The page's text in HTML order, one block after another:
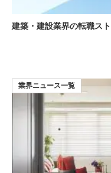
建築・建設業界の転職ス
業界ニュース一覧